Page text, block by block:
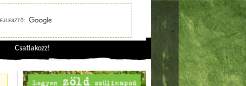
Csatlakozz!